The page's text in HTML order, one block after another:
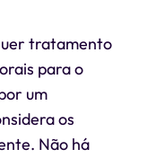
tratamento
para o
um
os
Não há